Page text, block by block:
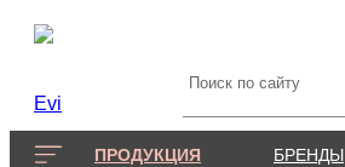
ПРОДУКЦИЯ БРЕНДЫ